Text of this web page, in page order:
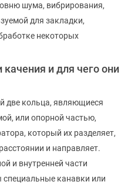
шума, вибрирования,
для закладки,
некоторых
и для чего они
две кольца, являющиеся
или опорной частью,
который их разделяет,
и направляет.
и внутренней части
канавки или